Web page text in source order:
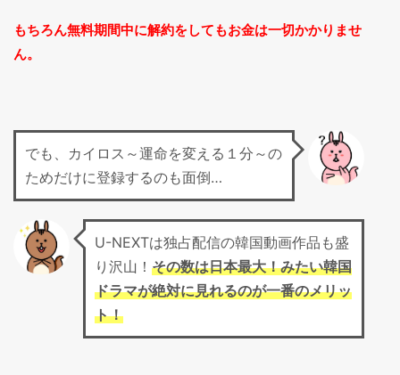
もちろん無料期間中に解約をしてもお金は一切かかりませ
ん。
でも、カイロス～運命を変える１分～の
ためだけに登録するのも面倒…
U-NEXTは独占配信の韓国動画作品も盛
り沢山！ その数は日本最大！みたい韓国
ドラマが絶対に見れるのが一番のメリッ
ト！